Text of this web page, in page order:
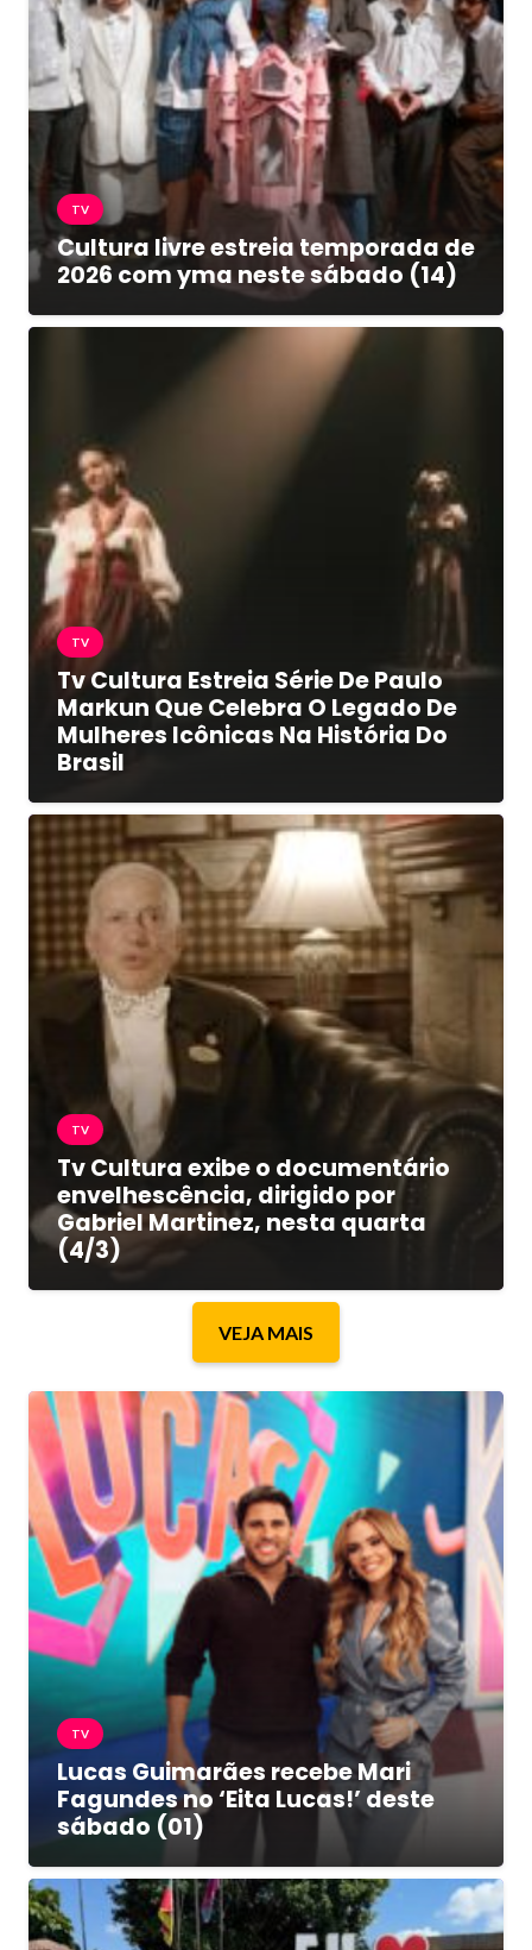
TV
Cultura livre estreia temporada de
2026 com yma neste sábado (14)
TV
Tv Cultura Estreia Série De Paulo
Markun Que Celebra O Legado De
Mulheres Icônicas Na História Do
Brasil
TV
Tv Cultura exibe o documentário
envelhescência, dirigido por
Gabriel Martinez, nesta quarta
(4/3)
VEJA MAIS
TV
Lucas Guimarães recebe Mari
Fagundes no ‘Eita Lucas!’ deste
sábado (01)